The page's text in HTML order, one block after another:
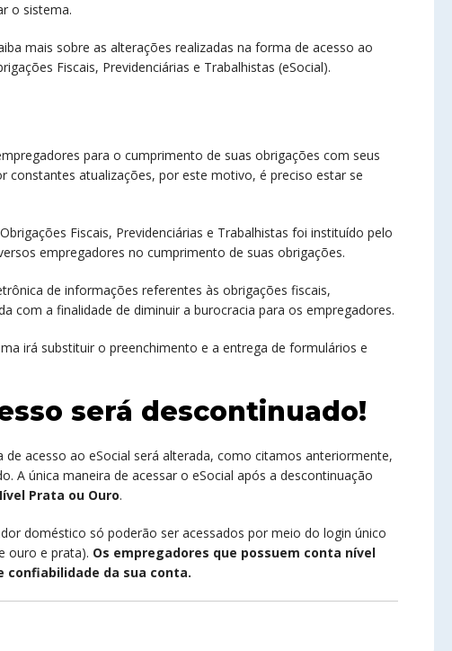
o sistema.
mais sobre as alterações realizadas na forma de acesso ao
Fiscais, Previdenciárias e Trabalhistas (eSocial).
para o cumprimento de suas obrigações com seus
constantes atualizações, por este motivo, é preciso estar se
Fiscais, Previdenciárias e Trabalhistas foi instituído pelo
empregadores no cumprimento de suas obrigações.
de informações referentes às obrigações fiscais,
com a finalidade de diminuir a burocracia para os empregadores.
irá substituir o preenchimento e a entrega de formulários e
será descontinuado!
de acesso ao eSocial será alterada, como citamos anteriormente,
A única maneira de acessar o eSocial após a descontinuação
Prata ou Ouro.
doméstico só poderão ser acessados por meio do login único
ouro e prata). Os empregadores que possuem conta nível
confiabilidade da sua conta.